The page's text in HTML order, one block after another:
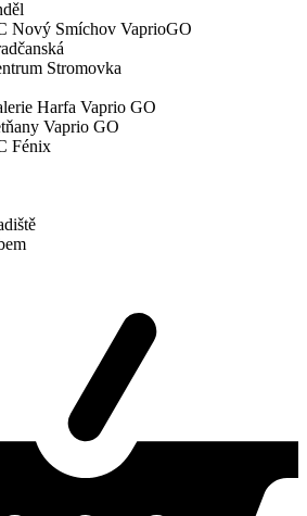
Nový Smíchov VaprioGO
Stromovka
Harfa Vaprio GO
Vaprio GO
Fénix